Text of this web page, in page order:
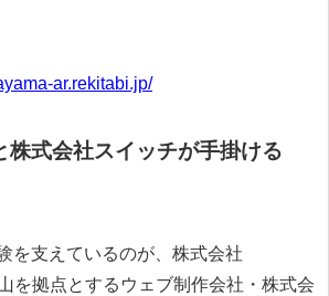
ar.rekitabi.jp/
式会社スイッチが手掛ける
を支えているのが、株式会社
を拠点とするウェブ制作会社・株式会